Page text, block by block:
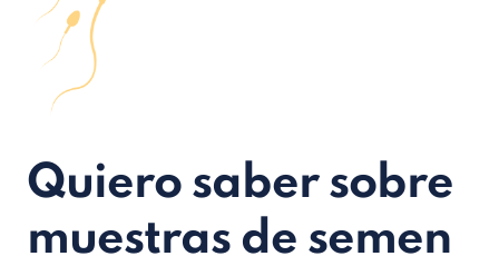
Quiero saber sobre
muestras de semen